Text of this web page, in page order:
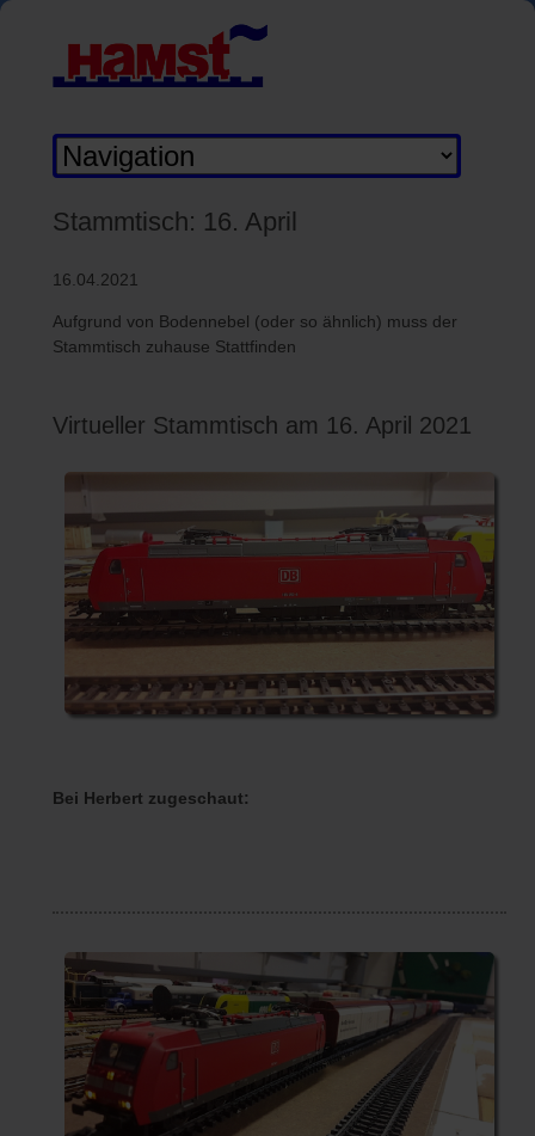
Zielseite
Stammtisch: 16. April
16.04.2021
Aufgrund von Bodennebel (oder so ähnlich) muss der
Stammtisch zuhause Stattfinden
Virtueller Stammtisch am 16. April 2021
Bei Herbert zugeschaut: